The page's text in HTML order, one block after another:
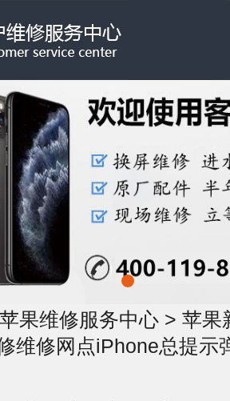
果维修服务中心 > 苹果
维修网点iPhone总提示